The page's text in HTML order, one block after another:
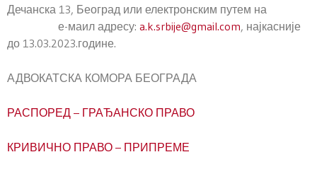
Дечанска 13, Београд или електронским путем на
е-маил адресу: a.k.srbije@gmail.com, најкасније
до 13.03.2023.године.
АДВОКАТСКА КОМОРА БЕОГРАДА
РАСПОРЕД – ГРАЂАНСКО ПРАВО
КРИВИЧНО ПРАВО – ПРИПРЕМЕ